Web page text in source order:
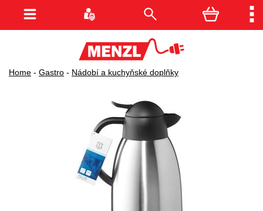
Home - Gastro - Nádobí a kuchyňské doplňky